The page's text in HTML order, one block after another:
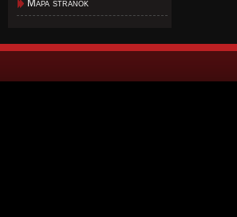
Mapa stránok